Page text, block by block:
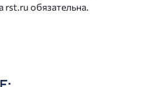
rst.ru обязательна.